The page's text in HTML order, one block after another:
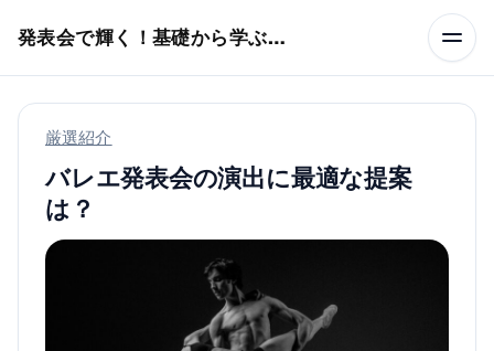
発表会で輝く！基礎から学ぶバレエ術
厳選紹介
バレエ発表会の演出に最適な提案
は？